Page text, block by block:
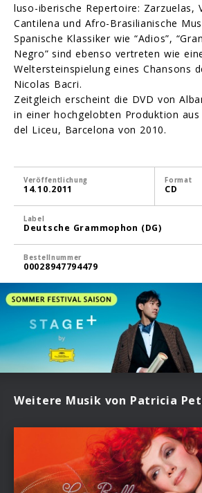
luso-iberische Repertoire: Zarzuelas,
Cantilena und Afro-Brasilianische
Spanische Klassiker wie “Adios”,
Negro” sind ebenso vertreten wie
Weltersteinspielung eines Chansons
Nicolas Bacri.
Zeitgleich erscheint die DVD von
in einer hochgelobten Produktion
del Liceu, Barcelona von 2010.
Veröffentlichung
14.10.2011
Format
CD
Label
Deutsche Grammophon (DG)
Bestellnummer
00028947794479
Weitere Musik von Patricia